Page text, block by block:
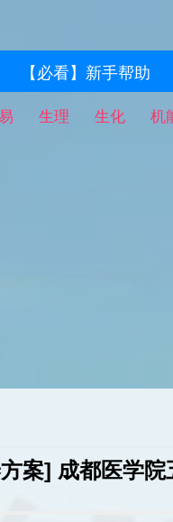
【必看】新手帮助
生理 生化 机
案] 成都医学院